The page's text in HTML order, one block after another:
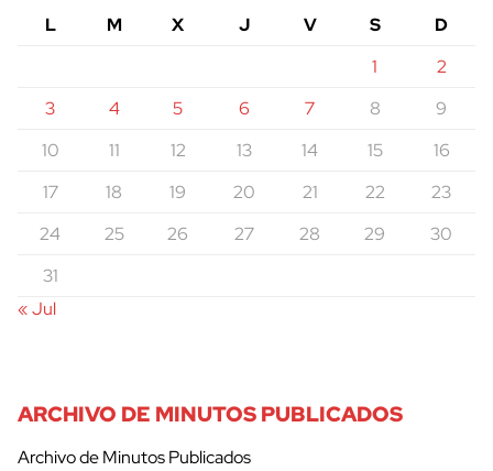
L
M X J V S
D
1
2
3
4 5 6 7 8
9
10
11 12 13 14 15
16
17
18 19 20 21 22
23
24
25 26 27 28 29
30
31
« Jul
ARCHIVO DE MINUTOS PUBLICADOS
Archivo de Minutos Publicados